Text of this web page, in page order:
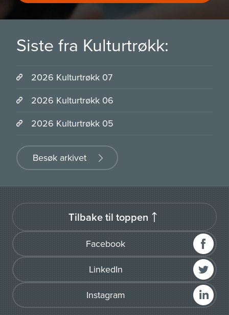
Siste fra Kulturtrøkk:
2026 Kulturtrøkk 07
2026 Kulturtrøkk 06
2026 Kulturtrøkk 05
Besøk arkivet
Facebook
LinkedIn
Instagram
Tilbake til toppen